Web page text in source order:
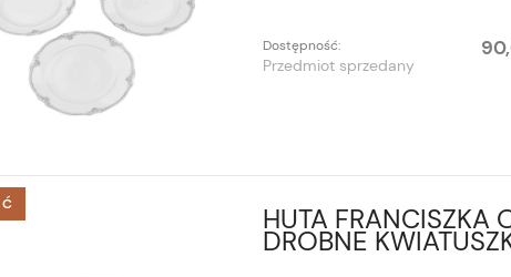
Dostępność:
Przedmiot sprzedany
HUTA FRANCISZKA
DROBNE